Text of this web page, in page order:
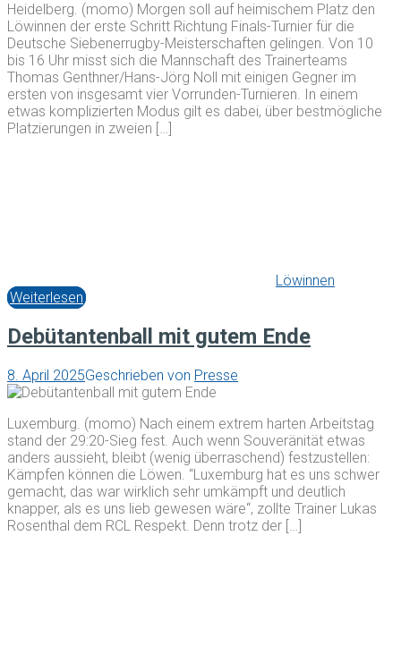
Heidelberg. (momo) Morgen soll auf heimischem Platz den
Löwinnen der erste Schritt Richtung Finals-Turnier für die
Deutsche Siebenerrugby-Meisterschaften gelingen. Von 10
bis 16 Uhr misst sich die Mannschaft des Trainerteams
Thomas Genthner/Hans-Jörg Noll mit einigen Gegner im
ersten von insgesamt vier Vorrunden-Turnieren. In einem
etwas komplizierten Modus gilt es dabei, über bestmögliche
Platzierungen in zweien […]
Löwinnen
Weiterlesen
Debütantenball mit gutem Ende
8. April 2025Geschrieben von Presse
Luxemburg. (momo) Nach einem extrem harten Arbeitstag
stand der 29:20-Sieg fest. Auch wenn Souveränität etwas
anders aussieht, bleibt (wenig überraschend) festzustellen:
Kämpfen können die Löwen. “Luxemburg hat es uns schwer
gemacht, das war wirklich sehr umkämpft und deutlich
knapper, als es uns lieb gewesen wäre“, zollte Trainer Lukas
Rosenthal dem RCL Respekt. Denn trotz der […]